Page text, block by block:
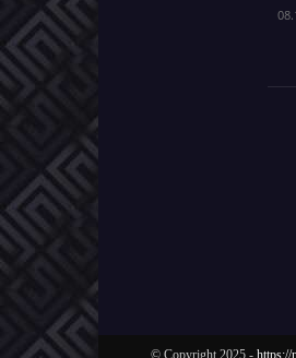
© Copyright 2025 - https://